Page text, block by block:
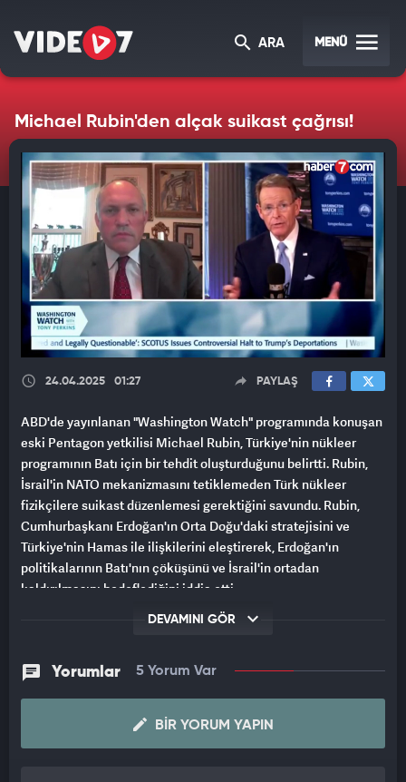
ARA MENÜ
Michael Rubin'den alçak suikast çağrısı!
24.04.2025 01:27 PAYLAŞ
ABD'de yayınlanan "Washington Watch" programında konuşan
eski Pentagon yetkilisi Michael Rubin, Türkiye'nin nükleer
programının Batı için bir tehdit oluşturduğunu belirtti. Rubin,
İsrail'in NATO mekanizmasını tetiklemeden Türk nükleer
fizikçilere suikast düzenlemesi gerektiğini savundu. Rubin,
Cumhurbaşkanı Erdoğan'ın Orta Doğu'daki stratejisini ve
Türkiye'nin Hamas ile ilişkilerini eleştirerek, Erdoğan'ın
politikalarının Batı'nın çöküşünü ve İsrail'in ortadan
kaldırılmasını hedeflediğini iddia etti.
Rubin, Türkiye'nin NATO üyeliğini hem kararları bloke etmek
maddesini kalkan yaparak korunmayı hedeflediğini öne sürdü.
belirliyor. Bu da olası bir İsrail müdahalesinde NATO'nun
Türkiye'ye destek vermek zorunda olmadığı anlamına geliyor.
DEVAMINI GÖR
Yorumlar 5 Yorum Var
BIR YORUM YAPIN